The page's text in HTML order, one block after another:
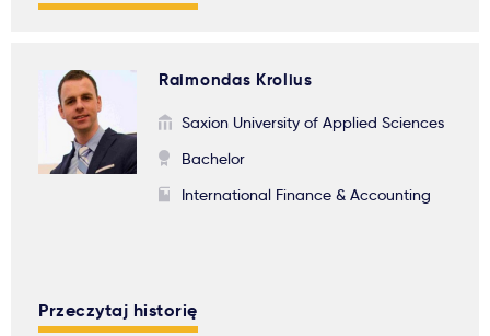
Raimondas Krolius
Saxion University of Applied Sciences
Bachelor
International Finance & Accounting
Przeczytaj historię